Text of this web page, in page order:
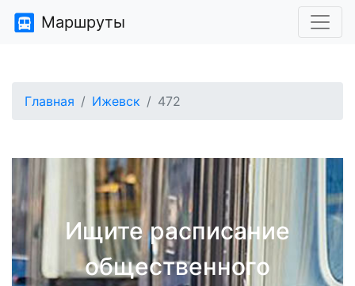
Маршруты
Главная Ижевск 472
Ищите расписание
общественного